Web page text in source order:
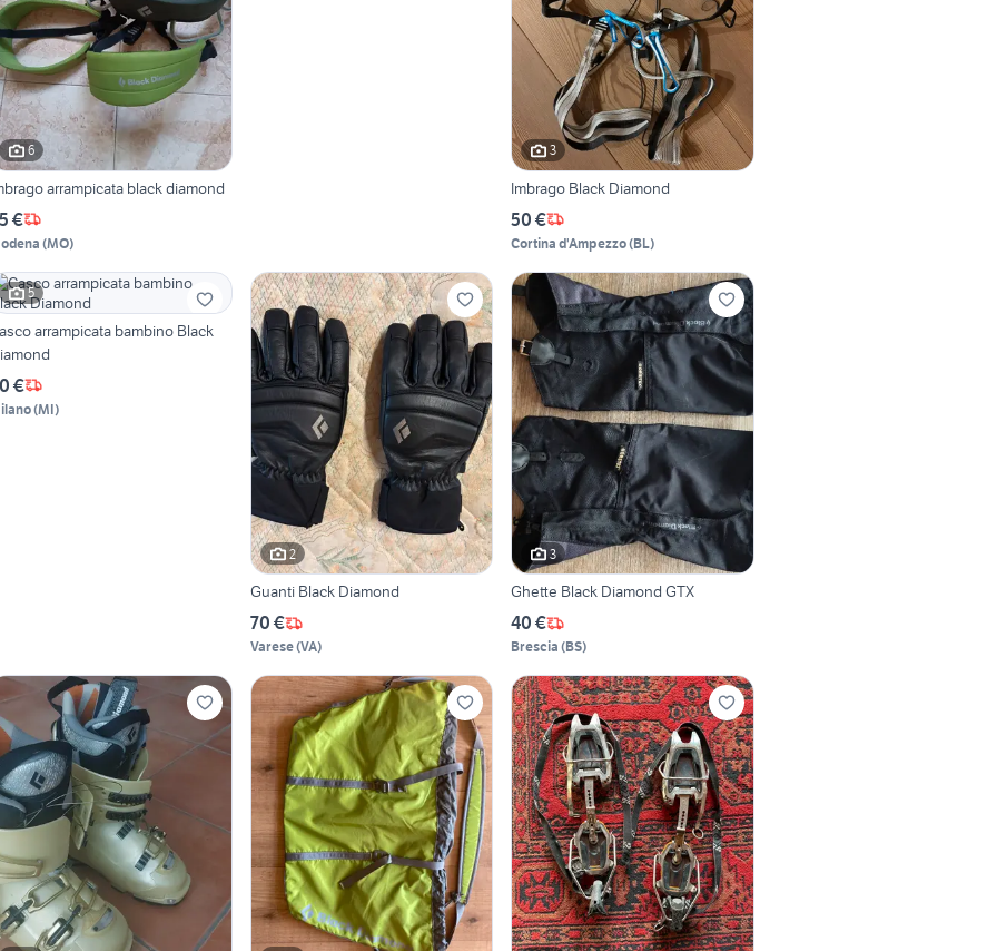
6
arrampicata black diamond
€
(MO)
3
Imbrago Black Diamond
50 €
Cortina d'Ampezzo(BL)
5
arrampicata bambino Black
€
(MI)
2
Guanti Black Diamond
70 €
Varese(VA)
3
Ghette Black Diamond GTX
40 €
Brescia (BS)